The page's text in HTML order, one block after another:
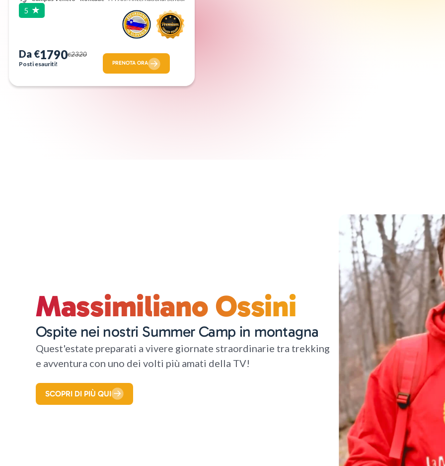
5
Da €1790€2320
Posti esauriti! PRENOTA ORA
Massimiliano Ossini
Ospite nei nostri Summer Camp in montagna
Quest'estate preparati a vivere giornate straordinarie tra trekking
e avventura con uno dei volti più amati della TV!
SCOPRI DI PIÙ QUI